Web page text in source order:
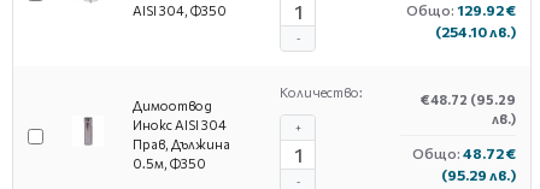
AISI 304, Ф350
-
Общо: 129.92 €
(254.10 лв.)
Димоотвод
Инокс AISI 304
Прав, Дължина
0.5м, Ф350
Количество:
-
+
€48.72 (95.29
лв.)
Общо: 48.72 €
(95.29 лв.)